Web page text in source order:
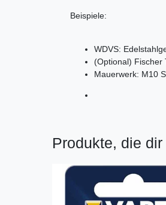
Beispiele:
WDVS:
(Optional) Fischer
Mauerwerk: M10
Produkte, die